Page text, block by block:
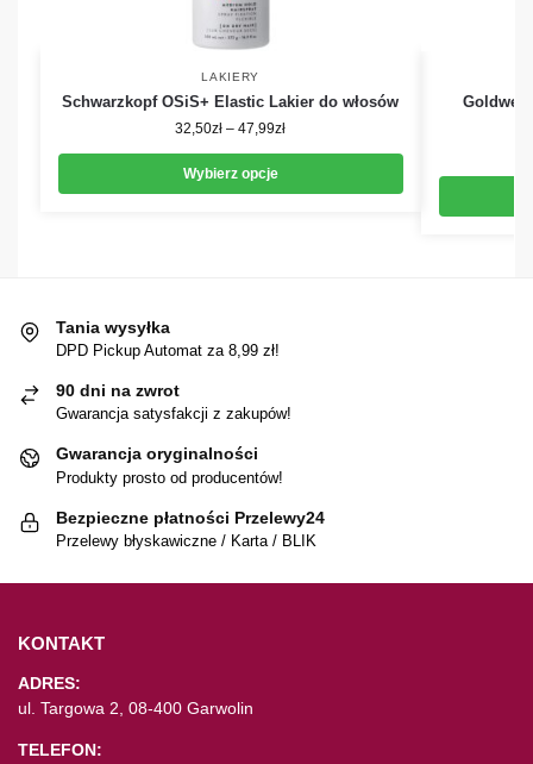
LAKIERY
Schwarzkopf OSiS+ Elastic Lakier do włosów
32,50zł – 47,99zł
Wybierz opcje
Goldwell
Tania wysyłka
DPD Pickup Automat za 8,99 zł!
90 dni na zwrot
Gwarancja satysfakcji z zakupów!
Gwarancja oryginalności
Produkty prosto od producentów!
Bezpieczne płatności Przelewy24
Przelewy błyskawiczne / Karta / BLIK
KONTAKT
ADRES:
ul. Targowa 2, 08-400 Garwolin
TELEFON: